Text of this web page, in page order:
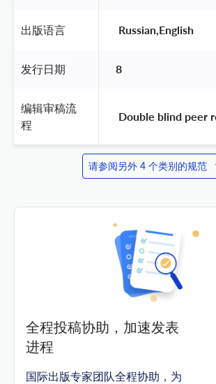
出版语言 Russian,English
发行日期 8
编辑审稿流
程
Double blind peer
请参阅另外 4 个类别的规范
全程投稿协助，加速发表
进程
国际出版专家团队全程协助，为